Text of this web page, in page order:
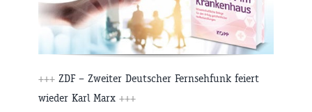
+++ ZDF – Zweiter Deutscher Fernsehfunk feiert
wieder Karl Marx +++